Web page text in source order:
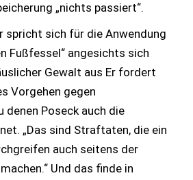
„nichts passiert“.
spricht sich für die Anwendung
Fußfessel“ angesichts sich
Gewalt aus Er fordert
Vorgehen gegen
denen Poseck auch die
„Das sind Straftaten, die ein
auch seitens der
Und das finde in